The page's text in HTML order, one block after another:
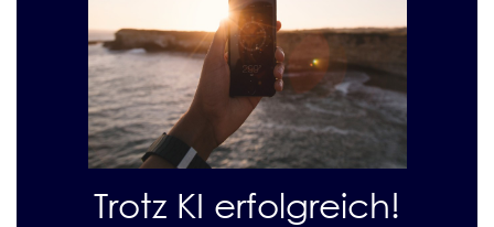
Trotz KI erfolgreich!